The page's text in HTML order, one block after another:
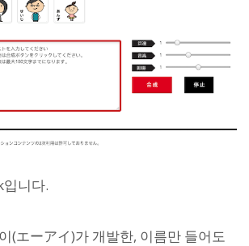
니다.
(エーアイ)가 개발한, 이름만 들어도